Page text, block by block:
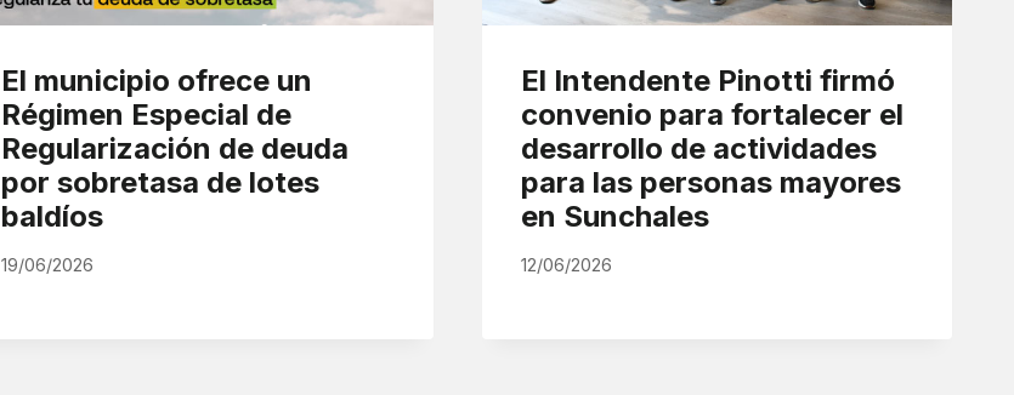
El municipio ofrece un
Régimen Especial de
Regularización de deuda
por sobretasa de lotes
baldíos
19/06/2026
El Intendente Pinotti firmó
convenio para fortalecer el
desarrollo de actividades
para las personas mayores
en Sunchales
12/06/2026